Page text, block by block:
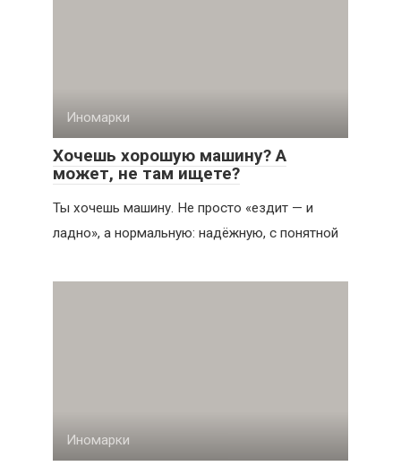
Иномарки
Хочешь хорошую машину? А
может, не там ищете?
Ты хочешь машину. Не просто «ездит — и
ладно», а нормальную: надёжную, с понятной
Иномарки